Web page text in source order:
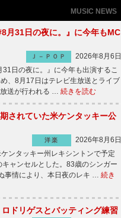
MUSIC NEWS
月31日の夜に。』に今年もMC
Ｊ－ＰＯＰ
2026年8月6日
日の夜に。』に今年も出演するこ
、8月17日はテレビ生放送とライブ
送が行われる … 続きを読む
されていた米ケンタッキー公
洋楽
2026年8月6日
ンタッキー州レキシントンで予定
ャンセルとした。83歳のシンガー
事情により、本日夜のレキ … 続き
ドリゲスとバッティング練習